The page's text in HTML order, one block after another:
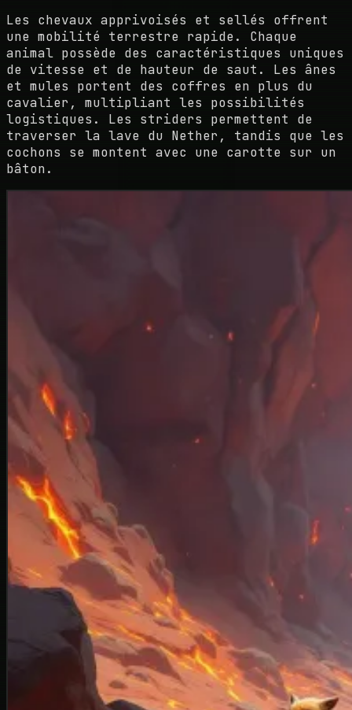
Les chevaux apprivoisés et sellés offrent
une mobilité terrestre rapide. Chaque
animal possède des caractéristiques uniques
de vitesse et de hauteur de saut. Les ânes
et mules portent des coffres en plus du
cavalier, multipliant les possibilités
logistiques. Les striders permettent de
traverser la lave du Nether, tandis que les
cochons se montent avec une carotte sur un
bâton.